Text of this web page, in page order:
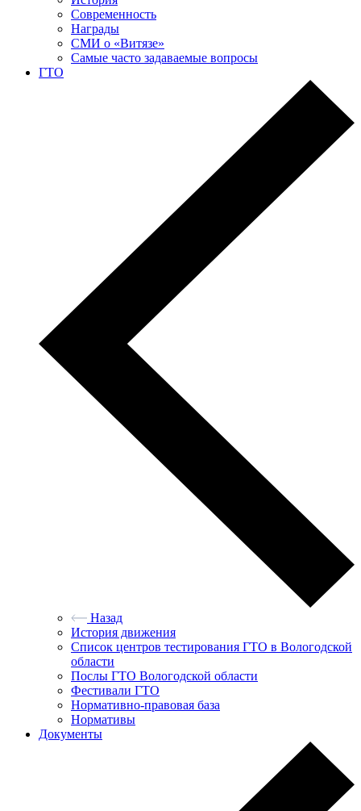
Современность
Награды
СМИ о «Витязе»
Самые часто задаваемые вопросы
ГТО
Назад
История движения
Список центров тестирования ГТО в Вологодской
области
Послы ГТО Вологодской области
Фестивали ГТО
Нормативно-правовая база
Нормативы
Документы